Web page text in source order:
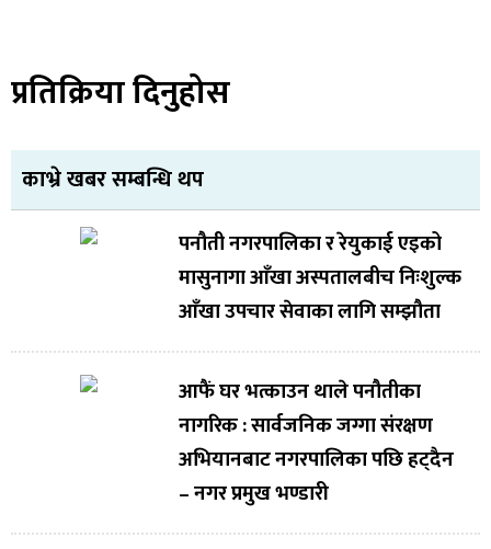
प्रतिक्रिया दिनुहोस
काभ्रे खबर सम्बन्धि थप
पनौती नगरपालिका र रेयुकाई एइको
मासुनागा आँखा अस्पतालबीच निःशुल्क
आँखा उपचार सेवाका लागि सम्झौता
आफैं घर भत्काउन थाले पनौतीका
नागरिक : सार्वजनिक जग्गा संरक्षण
अभियानबाट नगरपालिका पछि हट्दैन
– नगर प्रमुख भण्डारी